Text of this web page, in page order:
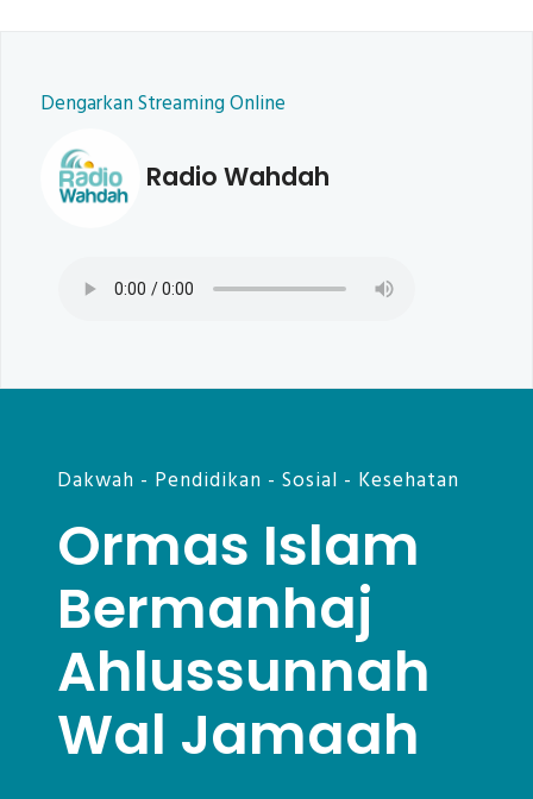
Dengarkan Streaming Online
Radio Wahdah
Dakwah - Pendidikan - Sosial - Kesehatan
Ormas Islam
Bermanhaj
Ahlussunnah
Wal Jamaah